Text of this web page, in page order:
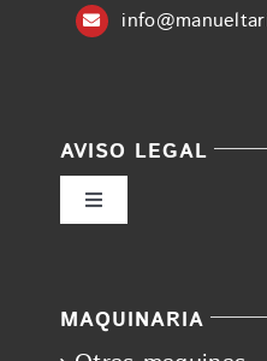
AVISO LEGAL
Toggle
MAQUINARIA